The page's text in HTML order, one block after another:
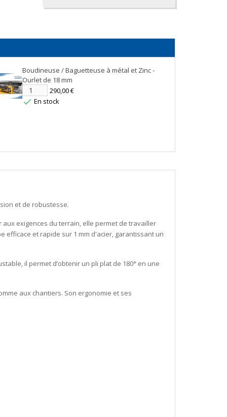
Boudineuse / Baguetteuse à métal et Zinc -
Ourlet de 18 mm
290,00 €
 En stock
et de robustesse.
aux exigences du terrain, elle permet de travailler
efficace et rapide sur 1 mm d'acier, garantissant un
il permet d’obtenir un pli plat de 180° en une
aux chantiers. Son ergonomie et ses